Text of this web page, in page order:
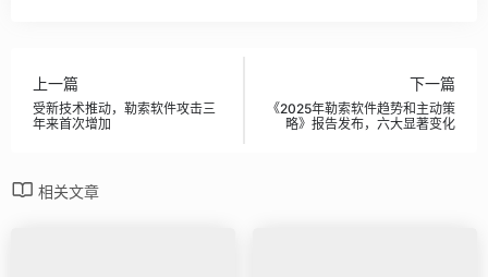
上一篇
受新技术推动，勒索软件攻击三
年来首次增加
下一篇
《2025年勒索软件趋势和主动策
略》报告发布，六大显著变化
相关文章